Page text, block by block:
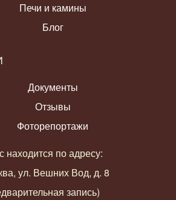
Печи и камины
Блог
Документы
Отзывы
Фоторепортажи
находится по адресу:
ул. Вешних Вод, д. 8
запись)